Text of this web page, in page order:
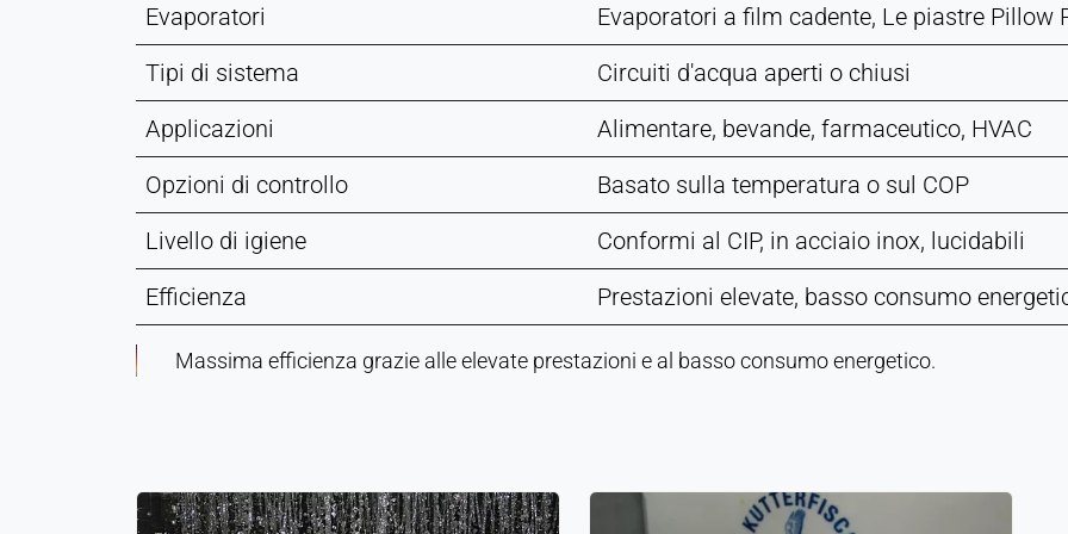
Evaporatori
Evaporatori a film cadente, Le piastre Pillow
Tipi di sistema
Circuiti d'acqua aperti o chiusi
Applicazioni
Alimentare, bevande, farmaceutico, HVAC
Opzioni di controllo
Basato sulla temperatura o sul COP
Livello di igiene
Conformi al CIP, in acciaio inox, lucidabili
Efficienza
Prestazioni elevate, basso consumo
Massima efficienza grazie alle elevate prestazioni e al basso consumo energetico.